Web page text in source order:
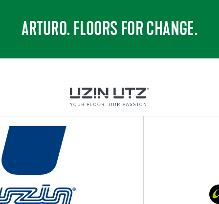
ARTURO. FLOORS FOR CHANGE.